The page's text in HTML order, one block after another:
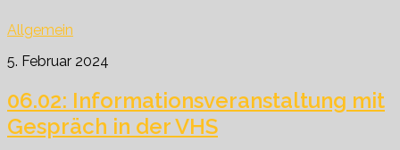
Allgemein
5. Februar 2024
06.02: Informationsveranstaltung mit
Gespräch in der VHS